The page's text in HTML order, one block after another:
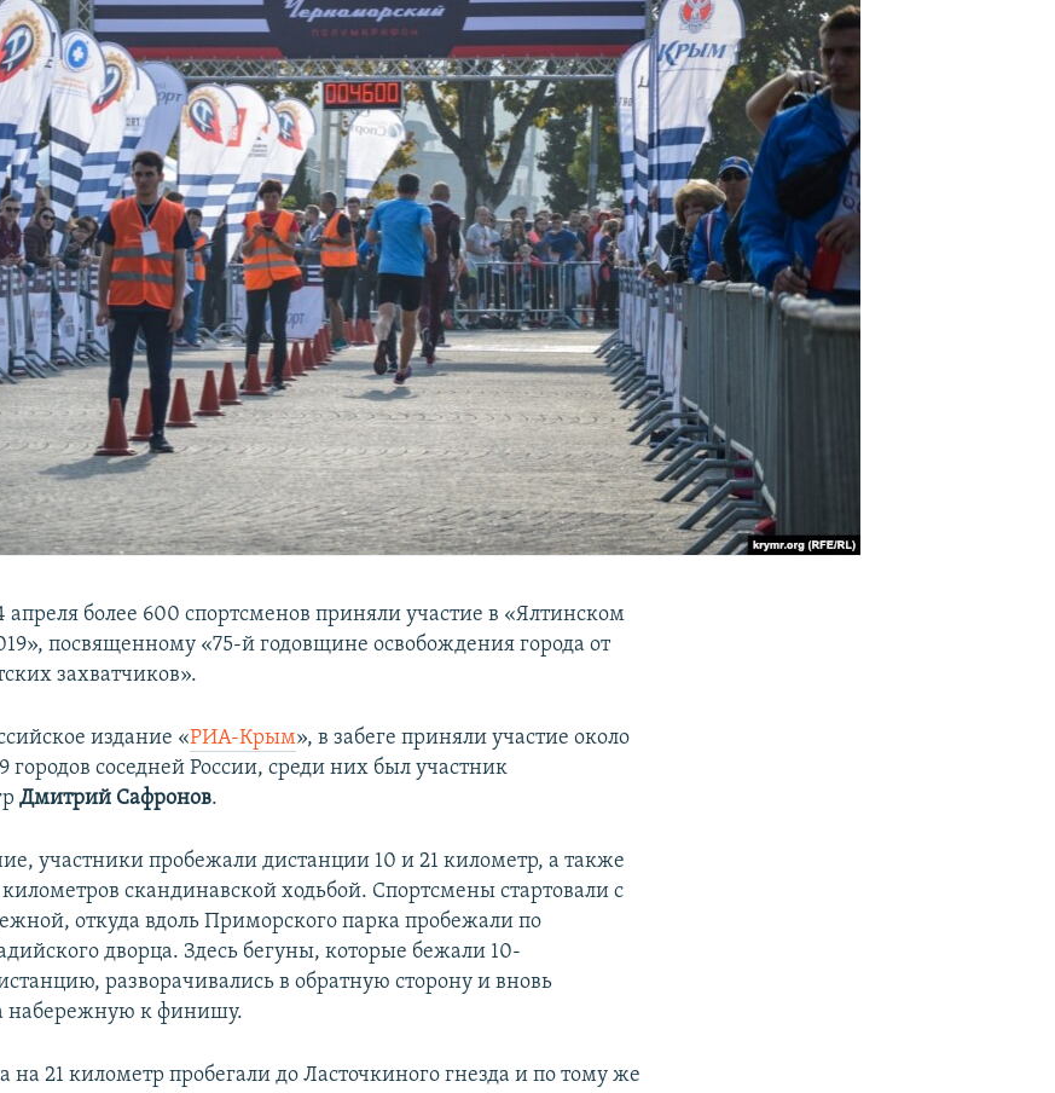
апреля более 600 спортсменов приняли участие в «Ялтинском
посвященному «75-й годовщине освобождения города от
захватчиков».
издание «РИА-Крым», в забеге приняли участие около
городов соседней России, среди них был участник
Дмитрий Сафронов.
участники пробежали дистанции 10 и 21 километр, а также
скандинавской ходьбой. Спортсмены стартовали с
откуда вдоль Приморского парка пробежали по
дворца. Здесь бегуны, которые бежали 10-
разворачивались в обратную сторону и вновь
набережную к финишу.
на 21 километр пробегали до Ласточкиного гнезда и по тому же